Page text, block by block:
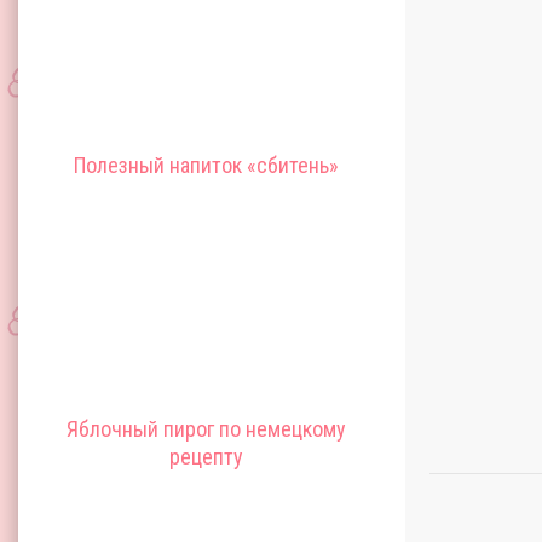
Полезный напиток «сбитень»
Яблочный пирог по немецкому
рецепту